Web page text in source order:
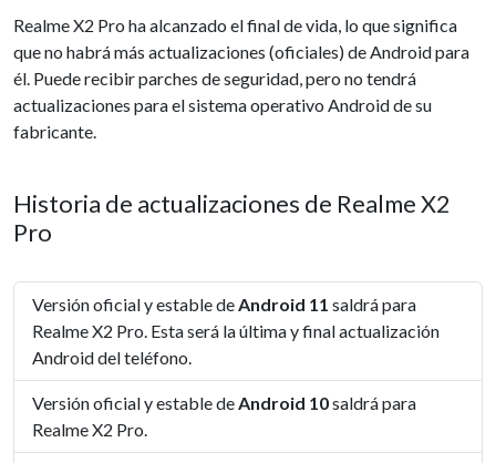
Realme X2 Pro ha alcanzado el final de vida, lo que significa
que no habrá más actualizaciones (oficiales) de Android para
él. Puede recibir parches de seguridad, pero no tendrá
actualizaciones para el sistema operativo Android de su
fabricante.
Historia de actualizaciones de Realme X2
Pro
Versión oficial y estable deAndroid 11 saldrá para
Realme X2 Pro. Esta será la última y final actualización
Android del teléfono.
Versión oficial y estable deAndroid 10saldrá para
Realme X2 Pro.